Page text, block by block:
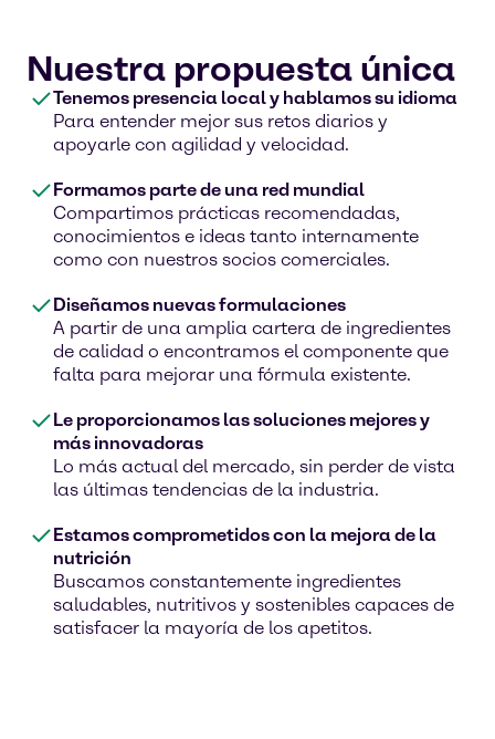
Nuestra propuesta única
Tenemos presencia local y hablamos su idioma
Para entender mejor sus retos diarios y
apoyarle con agilidad y velocidad.
Formamos parte de una red mundial
Compartimos prácticas recomendadas,
conocimientos e ideas tanto internamente
como con nuestros socios comerciales.
Diseñamos nuevas formulaciones
A partir de una amplia cartera de ingredientes
de calidad o encontramos el componente que
falta para mejorar una fórmula existente.
Le proporcionamos las soluciones mejores y
más innovadoras
Lo más actual del mercado, sin perder de vista
las últimas tendencias de la industria.
Estamos comprometidos con la mejora de la
nutrición
Buscamos constantemente ingredientes
saludables, nutritivos y sostenibles capaces de
satisfacer la mayoría de los apetitos.